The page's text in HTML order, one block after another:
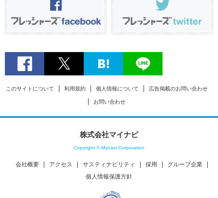
このサイトについて 利用規約 個人情報について 広告掲載のお問い合わせ
お問い合わせ
株式会社マイナビ
Copyright © Mynavi Corporation
会社概要 アクセス サスティナビリティ 採用
グループ企業
個人情報保護方針